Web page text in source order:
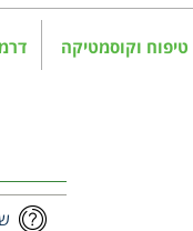
טיפוח וקוסמטיקה